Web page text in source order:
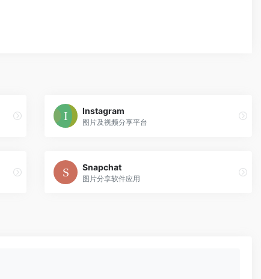
Instagram
图片及视频分享平台
Snapchat
图片分享软件应用